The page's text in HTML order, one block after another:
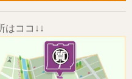
はココ↓↓